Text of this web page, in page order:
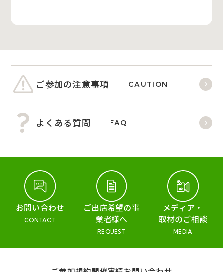
ご参加の注意事項 CAUTION
よくある質問 FAQ
お問い合わせ
CONTACT
ご出店希望の事
業者様へ
REQUEST
メディア・
取材のご相談
MEDIA